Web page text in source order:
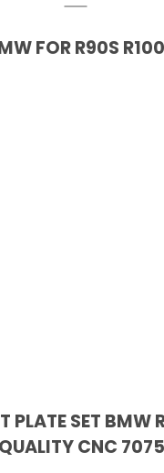
FOR R90S
PLATE SET BMW
CNC